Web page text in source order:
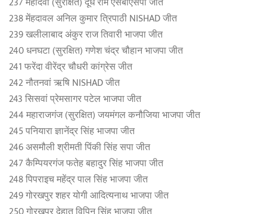
238 मेंहदावल अनिल कुमार त्र‍िपाठी NISHAD जीत
239 खलीलाबाद अंकुर राज तिवारी भाजपा जीत
240 धनघटा (सुरक्षित) गणेश चंद्र चौहान भाजपा जीत
241 फरेंदा वीरेंद्र चौधरी कांग्रेस जीत
242 नौतनवां ऋषि NISHAD जीत
243 सिसवां प्रेमसागर पटेल भाजपा जीत
244 महाराजगंज (सुरक्षित) जयमंगल कनौजिया भाजपा जीत
245 पनियारा ज्ञानेंद्र सिंह भाजपा जीत
246 असमौली श्रीमती प‍िंकी सिंह सपा जीत
247 कैम्पियरगंज फतेह बहादुर सिंह भाजपा जीत
248 पिपराइच महेंद्र पाल सिंह भाजपा जीत
249 गोरखपुर शहर योगी आदित्यनाथ भाजपा जीत